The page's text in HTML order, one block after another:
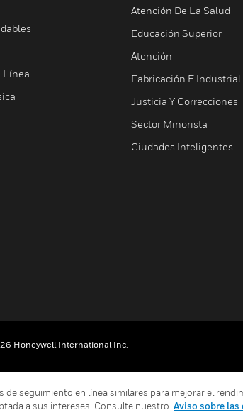
Línea
Atención De La Salud
Educación Superior
Atención
Fabricación E Industrial
Justicia Y Correcciones
Sector Minorista
Ciudades Inteligentes
Honeywell International Inc.
de seguimiento en línea similares para mejorar el
a sus intereses. Consulte nuestro Aviso sobre las